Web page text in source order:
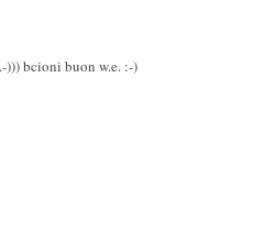
))) bcioni buon w.e. :-)